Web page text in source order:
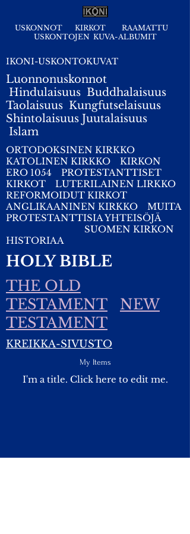
USKONNOT KIRKOT
RAAMATTU
USKONTOJEN KUVA-ALBUMIT
IKONI-USKONTOKUVAT
Luonnonuskonnot
Hindulaisuus Buddhalaisuus
Taolaisuus Kungfutselaisuus
Shintolaisuus Juutalaisuus
Islam
ORTODOKSINEN KIRKKO
KATOLINEN KIRKKO
KIRKON
ERO 1054
PROTESTANTTISET
KIRKOT
LUTERILAINEN LIRKKO
REFORMOIDUT KIRKOT
ANGLIKAANINEN KIRKKO
MUITA
PROTESTANTTISIA YHTEISÖJÄ
SUOMEN KIRKON
HISTORIAA
HOLY BIBLE
THE OLD
TESTAMENT
NEW
TESTAMENT
KREIKKA-SIVUSTO
My Items
I'm a title.​ Click here to edit me.